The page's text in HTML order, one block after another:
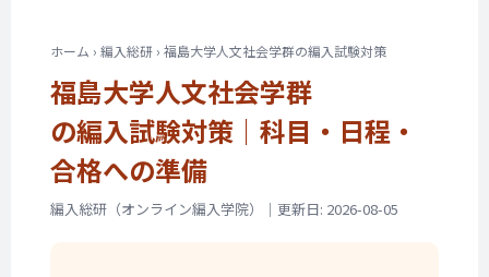
ホーム › 編入総研 › 福島大学人文社会学群の編入試験対策
福島大学人文社会学群
の編入試験対策｜ 科目・日程・
合格への準備
編入総研（オンライン編入学院）｜更新日: 2026-08-05